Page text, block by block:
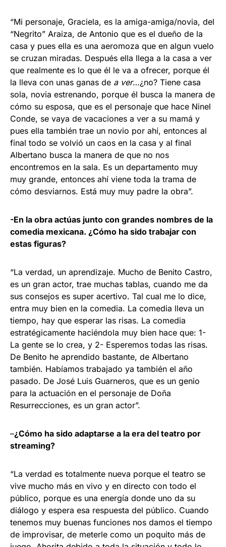
“Mi personaje, Graciela, es la amiga-amiga/novia, del
“Negrito” Araiza, de Antonio que es el dueño de la
casa y pues ella es una aeromoza que en algun vuelo
se cruzan miradas. Después ella llega a la casa a ver
que realmente es lo que él le va a ofrecer, porque él
la lleva con unas ganas de a ver…¿no? Tiene casa
sola, novia estrenando, porque él busca la manera de
cómo su esposa, que es el personaje que hace Ninel
Conde, se vaya de vacaciones a ver a su mamá y
pues ella también trae un novio por ahí, entonces al
final todo se volvió un caos en la casa y al final
Albertano busca la manera de que no nos
encontremos en la sala. Es un departamento muy
muy grande, entonces ahí viene toda la trama de
cómo desviarnos. Está muy muy padre la obra”.
-En la obra actúas junto con grandes nombres de la
comedia mexicana. ¿Cómo ha sido trabajar con
estas figuras?
“La verdad, un aprendizaje. Mucho de Benito Castro,
es un gran actor, trae muchas tablas, cuando me da
sus consejos es super acertivo. Tal cual me lo dice,
entra muy bien en la comedia. La comedia lleva un
tiempo, hay que esperar las risas. La comedia
estratégicamente haciéndola muy bien hace que: 1-
La gente se lo crea, y 2- Esperemos todas las risas.
De Benito he aprendido bastante, de Albertano
también. Habíamos trabajado ya también el año
pasado. De José Luis Guarneros, que es un genio
para la actuación en el personaje de Doña
Resurrecciones, es un gran actor”.
–¿Cómo ha sido adaptarse a la era del teatro por
streaming?
“La verdad es totalmente nueva porque el teatro se
vive mucho más en vivo y en directo con todo el
público, porque es una energía donde uno da su
diálogo y espera esa respuesta del público. Cuando
tenemos muy buenas funciones nos damos el tiempo
de improvisar, de meterle como un poquito más de